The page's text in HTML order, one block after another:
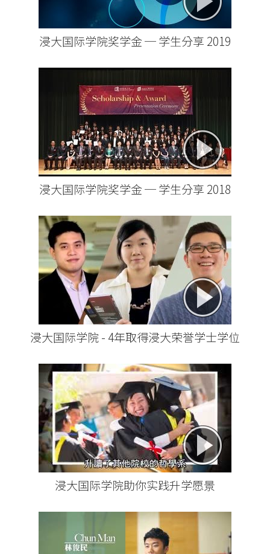
浸大国际学院奖学金 ─ 学生分享 2019
浸大国际学院奖学金 ─ 学生分享 2018
浸大国际学院 - 4年取得浸大荣誉学士学位
浸大国际学院助你实践升学愿景